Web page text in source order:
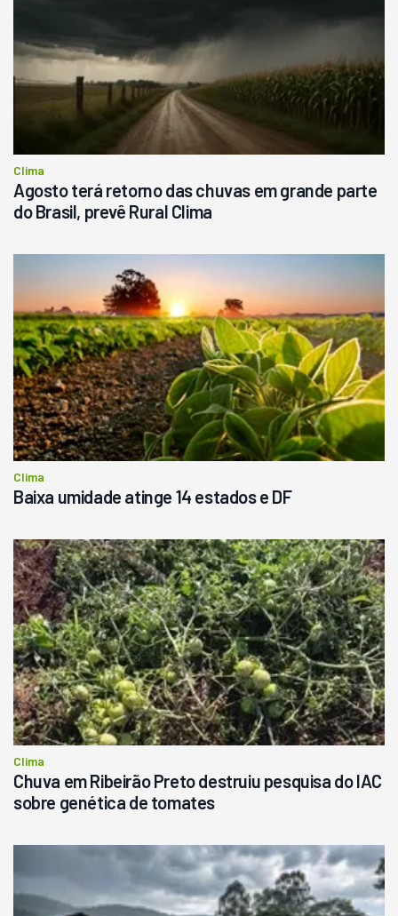
Clima
Agosto terá retorno das chuvas em grande parte
do Brasil, prevê Rural Clima
Clima
Baixa umidade atinge 14 estados e DF
Clima
Chuva em Ribeirão Preto destruiu pesquisa do IAC
sobre genética de tomates